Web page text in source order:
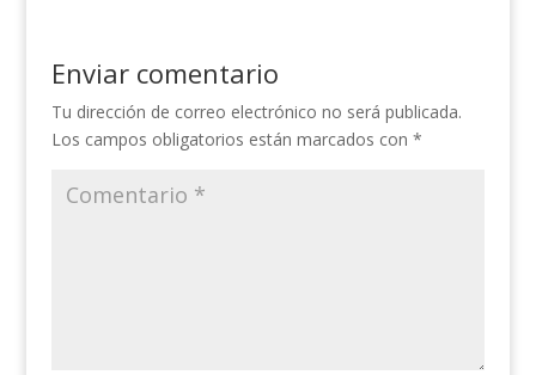
Enviar comentario
Tu dirección de correo electrónico no será publicada.
Los campos obligatorios están marcados con *